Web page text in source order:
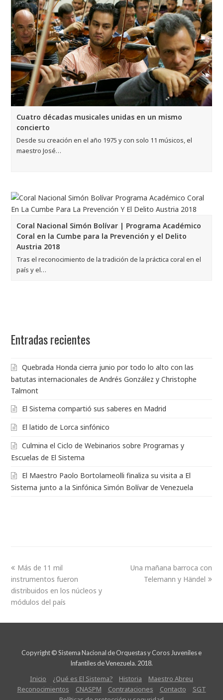
Cuatro décadas musicales unidas en un mismo
concierto
Desde su creación en el año 1975 y con solo 11 músicos, el
maestro José…
Coral Nacional Simón Bolívar | Programa Académico
Coral en la Cumbe para la Prevención y el Delito
Austria 2018
Tras el reconocimiento de la tradición de la práctica coral en el
país y el…
Entradas recientes
Quebrada Honda cierra junio por todo lo alto con las
batutas internacionales de Andrés González y Christophe
Talmont
El Sistema compartió sus saberes en Madrid
El latido de Lorca sinfónico
Culmina el Ciclo de Webinarios sobre Programas y
Escuelas de El Sistema
El Maestro Paolo Bortolameolli finaliza su visita a El
Sistema junto a la Sinfónica Simón Bolívar de Venezuela
Más de 11 mil
instrumentos fueron
distribuidos en los núcleos y
módulos del país
Una mañana barroca con
Telemann y Händel
Copyright © Sistema Nacional de Orquestas y Coros Juveniles e
Infantiles de Venezuela. 2018.
Inicio ¿Qué es El Sistema? Historia
Maestro Abreu
Reconocimientos
CNASPM Contrataciones Contacto
SGT